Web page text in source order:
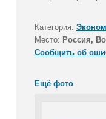
Категория:
Место: Россия,
Сообщить об
Ещё фото